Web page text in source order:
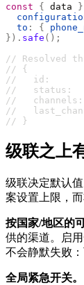
const { data }
  to
: {
}). safe ();
// Resolved
// {
//   id:
//   status:
//
//
// }
级联之上
级联决定默认
案设置上限，
按国家/地区的
供的渠道。启
不会静默失败
全局紧急开关。